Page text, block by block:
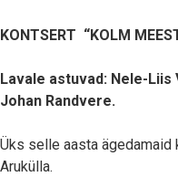
KONTSERT “KOLM
Lavale astuvad: Nele-Liis
Johan Randvere.
Üks selle aasta
Arukülla.